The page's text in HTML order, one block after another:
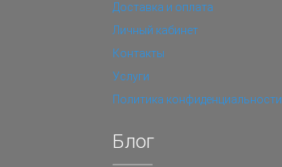
Доставка и оплата
Личный кабинет
Контакты
Услуги
Политика конфиденциальности
Блог